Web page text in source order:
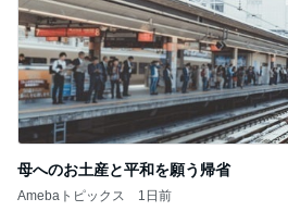
母へのお土産と平和を願う帰省
Amebaトピックス 1日前